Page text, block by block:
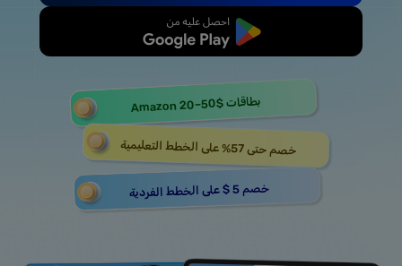
ابدأ مجانًا
بطاقاتAmazon 20–50$
خصم حتى 57% على الخطط التعليمية
خصم 5 $ على الخطط الفردية